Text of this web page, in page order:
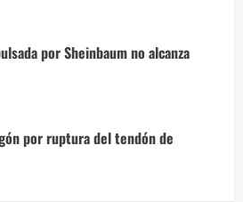
por Sheinbaum no alcanza
por ruptura del tendón de